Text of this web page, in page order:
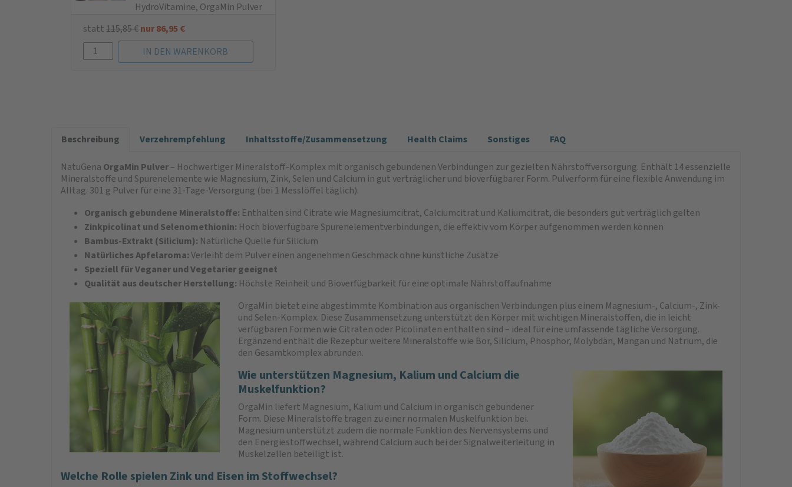
HydroVitamine, OrgaMin Pulver
statt115,85€nur86,95€
Beschreibung Verzehrempfehlung Inhaltsstoffe/Zusammensetzung Health Claims Sonstiges FAQ
NatuGena OrgaMin Pulver– Hochwertiger Mineralstoff-Komplex mit organisch gebundenen Verbindungen zur gezielten Nährstoffversorgung. Enthält 14 essenzielle
Mineralstoffe und Spurenelemente wie Magnesium, Zink, Selen und Calcium in gut verträglicher und bioverfügbarer Form. Pulverform für eine flexible Anwendung im
Alltag. 301 g Pulver für eine 31-Tage-Versorgung (bei 1 Messlöffel täglich).​
Organisch gebundene Mineralstoffe: Enthalten sind Citrate wie Magnesiumcitrat, Calciumcitrat und Kaliumcitrat, die besonders gut verträglich gelten
Zinkpicolinat und Selenomethionin: Hoch bioverfügbare Spurenelementverbindungen, die effektiv vom Körper aufgenommen werden können
Bambus-Extrakt (Silicium): Natürliche Quelle für Silicium
Natürliches Apfelaroma:Verleiht dem Pulver einen angenehmen Geschmack ohne künstliche Zusätze
Speziell für Veganer und Vegetarier geeignet
Qualität aus deutscher Herstellung: Höchste Reinheit und Bioverfügbarkeit für eine optimale Nährstoffaufnahme
OrgaMin bietet eine abgestimmte Kombination aus organischen Verbindungen plus einem Magnesium-, Calcium-, Zink-
und Selen-Komplex. Diese Zusammensetzung unterstützt den Körper mit wichtigen Mineralstoffen, die in leicht
verfügbaren Formen wie Citraten oder Picolinaten enthalten sind – ideal für eine umfassende tägliche Versorgung.
Ergänzend enthält die Rezeptur weitere Mineralstoffe wie Bor, Silicium, Phosphor, Molybdän, Mangan und Natrium, die
den Gesamtkomplex abrunden.
Wie unterstützen Magnesium, Kalium und Calcium die
Muskelfunktion?
OrgaMin liefert Magnesium, Kalium und Calcium in organisch gebundener
Form. Diese Mineralstoffe tragen zu einer normalen Muskelfunktion bei.
Magnesium unterstützt zudem die normale Funktion des Nervensystems und
den Energiestoffwechsel, während Calcium auch bei der Signalweiterleitung in
Muskelzellen beteiligt ist.
Welche Rolle spielen Zink und Eisen im Stoffwechsel?